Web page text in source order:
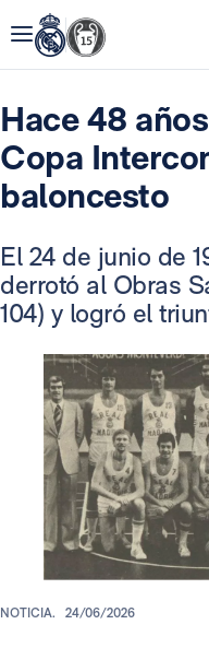
Hace 48
Copa
baloncesto
El 24 de junio de
derrotó al Obras
104) y logró el
NOTICIA. 24/06/2026